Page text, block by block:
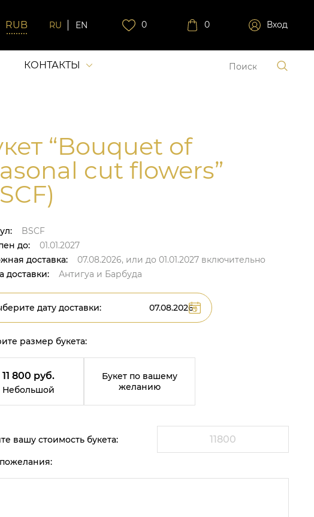
RU EN 0 0 Вход
КОНТАКТЫ
“Bouquet of
cut flowers”
BSCF
до:
01.01.2027
доставка:
07.08.2026, или до 01.01.2027 включительно
доставки:
Антигуа и Барбуда
дату доставки:
размер букета:
11 800 руб.
Небольшой
Букет по вашему
желанию
вашу стоимость букета: